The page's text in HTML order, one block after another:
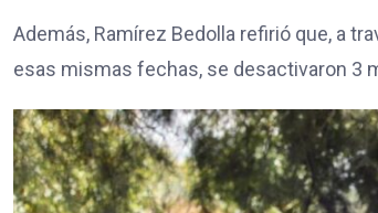
Además, Ramírez Bedolla refirió que, a
esas mismas fechas, se desactivaron 3